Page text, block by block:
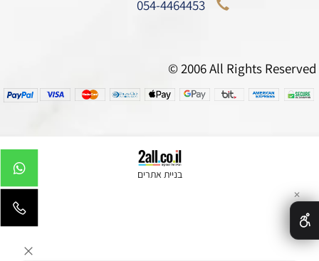
054-4464453
© 2006 All Rights Reserved
בניית אתרים
✕